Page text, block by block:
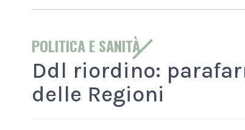
POLITICA E SANITÀ
Ddl riordino:
delle Regioni